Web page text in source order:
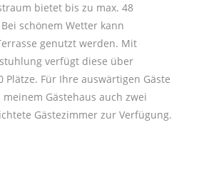
bietet bis zu max. 48
schönem Wetter kann
genutzt werden. Mit
verfügt diese über
Plätze. Für Ihre auswärtigen Gäste
Gästehaus auch zwei
Gästezimmer zur Verfügung.